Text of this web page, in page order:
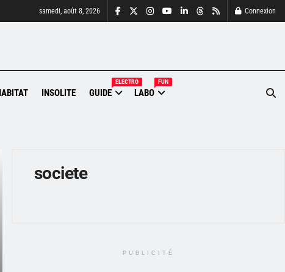
samedi, août 8, 2026 Connexion
INSOLITE GUIDE
ELECTRO
LABO
FUN
societe
PUBLICITÉ